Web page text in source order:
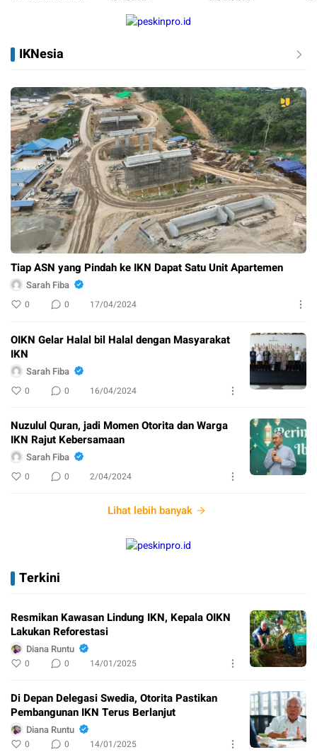
IKNesia
Tiap ASN yang Pindah ke IKN Dapat Satu Unit Apartemen
Sarah Fiba
0 0 17/04/2024
OIKN Gelar Halal bil Halal dengan Masyarakat
IKN
Sarah Fiba
0 0 16/04/2024
Nuzulul Quran, jadi Momen Otorita dan Warga
IKN Rajut Kebersamaan
Sarah Fiba
0 0 2/04/2024
Lihat lebih banyak
Terkini
Resmikan Kawasan Lindung IKN, Kepala OIKN
Lakukan Reforestasi
Diana Runtu
0 0 14/01/2025
Di Depan Delegasi Swedia, Otorita Pastikan
Pembangunan IKN Terus Berlanjut
Diana Runtu
0 0 14/01/2025